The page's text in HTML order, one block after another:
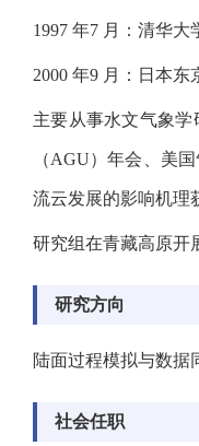
1997 年7 月：清华
2000 年9 月：日本
主要从事水文气象学
（AGU）年会、美
流云发展的影响机理
研究组在青藏高原开
研究方向
陆面过程模拟与数据
社会任职